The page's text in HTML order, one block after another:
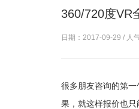
360/720度VR
日期：2017-09-29 / 人
很多朋友咨询的第
果，就这样报价也